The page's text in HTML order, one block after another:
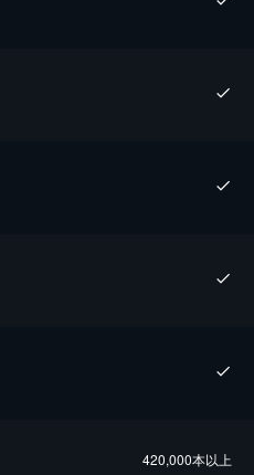
420,000本以上